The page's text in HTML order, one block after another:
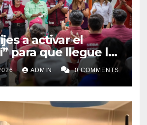
a activar el
para que llegue la
a Nuevo
ADMIN 0 COMMENTS